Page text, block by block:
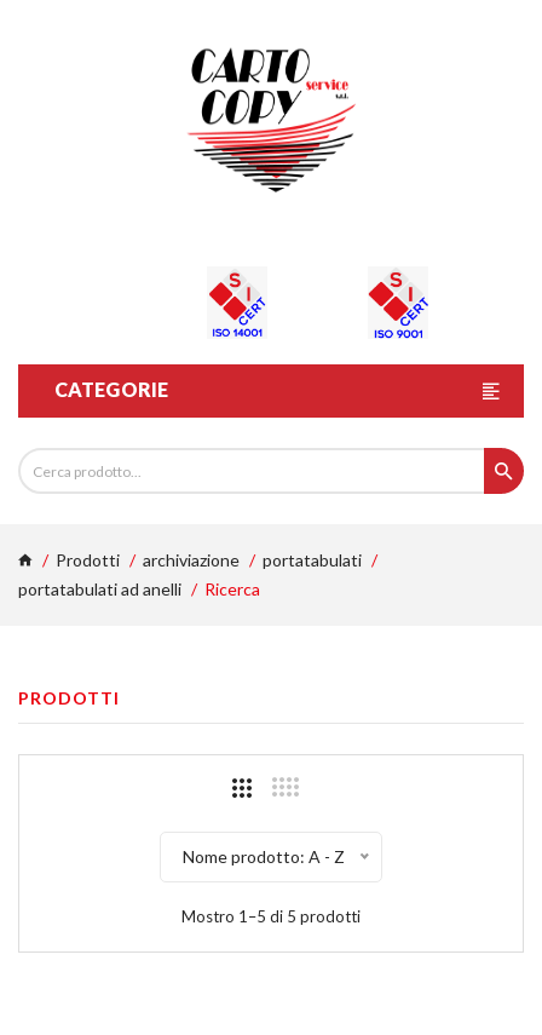
CATEGORIE
Prodotti archiviazione
portatabulati
portatabulati ad anelli
Ricerca
PRODOTTI
Nome prodotto: A - Z
Mostro 1–5 di 5 prodotti